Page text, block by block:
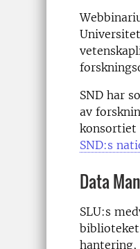
SND har
av
konsortiet
SND:s
Data
SLU:s
hantering,